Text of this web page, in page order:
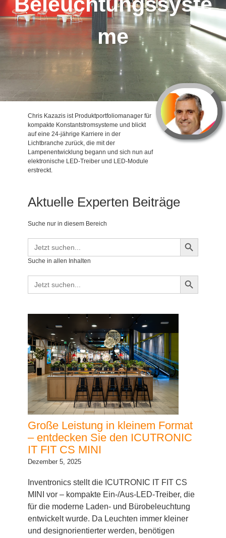
me
Chris Kazazis ist Produktportfoliomanager für
kompakte Konstantstromsysteme und blickt
auf eine 24-jährige Karriere in der
Lichtbranche zurück, die mit der
Lampenentwicklung begann und sich nun auf
elektronische LED-Treiber und LED-Module
erstreckt.
Aktuelle Experten Beiträge
Suche nur in diesem Bereich
Search
for:
Search Button
Suche in allen Inhalten
Search
for:
Search Button
Große Leistung in kleinem Format
– entdecken Sie den ICUTRONIC
IT FIT CS MINI
Dezember 5, 2025
Inventronics stellt die ICUTRONIC IT FIT CS
MINI vor – kompakte Ein-/Aus-LED-Treiber, die
für die moderne Laden- und Bürobeleuchtung
entwickelt wurde. Da Leuchten immer kleiner
und designorientierter werden, benötigen